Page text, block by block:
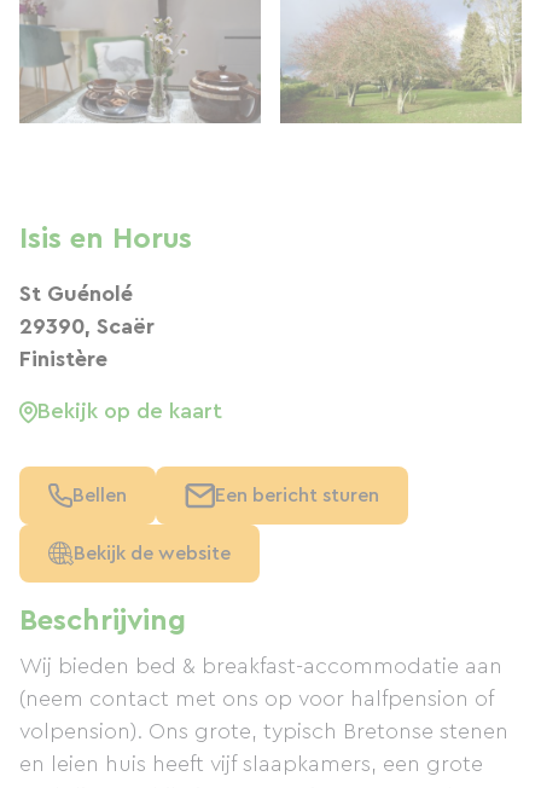
Beschrijving
Wij bieden bed & breakfast-accommodatie aan
(neem contact met ons op voor halfpension of
volpension). Ons grote, typisch Bretonse stenen
en leien huis heeft vijf slaapkamers, een grote
Isis en Horus
St Guénolé
29390, Scaër
Finistère
Bekijk op de kaart
Bellen Een bericht sturen
Bekijk de website